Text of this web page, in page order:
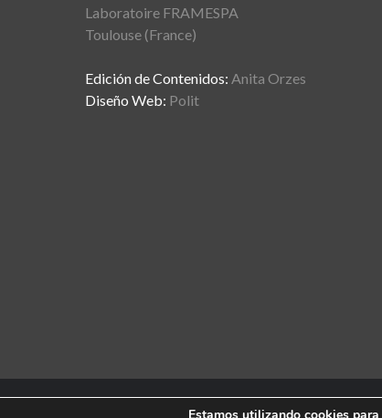
Laboratoire FRAMESPA
Toulouse (France)
Edición de Contenidos: Anita Orzes
Diseño Web: Polit